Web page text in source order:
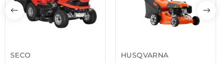
SECO
HUSQVARNA